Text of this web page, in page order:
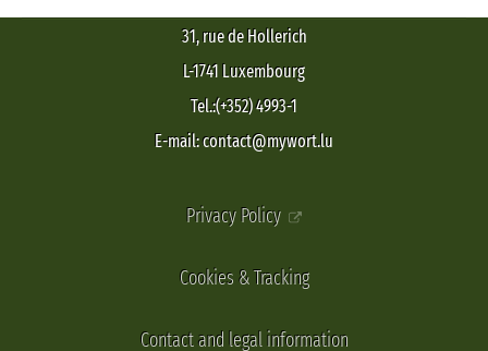
31, rue de Hollerich
L-1741 Luxembourg
Tel.:(+352) 4993-1
E-mail: contact@mywort.lu
Privacy Policy
Cookies & Tracking
Contact and legal information